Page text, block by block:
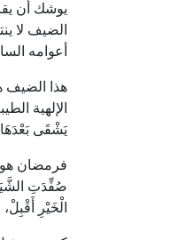
يوشك أن
الضيف لا
أعوامه
هذا الضيف
الإلهية
يَشْقَى
فرمضان هو
صُفِّدَتِ
الْخَيْرِ